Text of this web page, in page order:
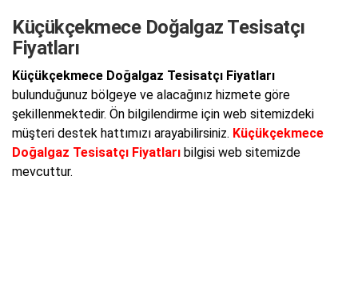
Küçükçekmece Doğalgaz Tesisatçı
Fiyatları
Küçükçekmece Doğalgaz Tesisatçı Fiyatları
bulunduğunuz bölgeye ve alacağınız hizmete göre
şekillenmektedir. Ön bilgilendirme için web sitemizdeki
müşteri destek hattımızı arayabilirsiniz. Küçükçekmece
Doğalgaz Tesisatçı Fiyatları bilgisi web sitemizde
mevcuttur.